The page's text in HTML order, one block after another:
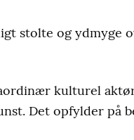
stolte og ydmyge
kulturel
Det opfylder på